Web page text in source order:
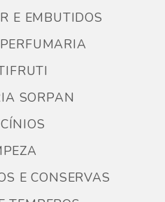
E EMBUTIDOS
SORPAN
E CONSERVAS